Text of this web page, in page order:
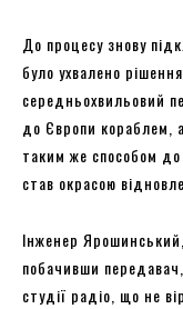
До процесу знову
було ухвалено
середньохвильовий
до Європи кораблем,
таким же способом
став окрасою
Інженер
побачивши
студії радіо, що не